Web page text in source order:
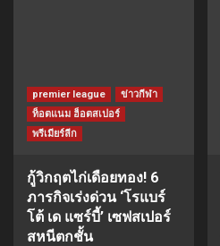
premier league
ข่าวกีฬา
ท็อตแนม ฮ็อตสเปอร์
พรีเมียร์ลีก
กู้วิกฤตไก่เดือยทอง! 6
ภารกิจเร่งด่วน ‘โรแบร์
โต้ เด แซร์บี้’ เซฟสเปอร์
สหนีตกชั้น